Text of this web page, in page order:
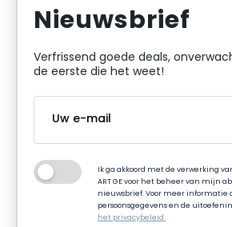
Nieuwsbrief
Verfrissend goede deals,
de eerste die het weet!
Ik ga akkoord met de verwerking
ART GE voor het beheer van mijn
nieuwsbrief. Voor meer informatie
persoonsgegevens en de
het privacybeleid.